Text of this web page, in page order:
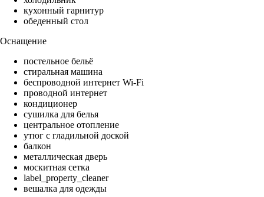
кухонный гарнитур
обеденный стол
Оснащение
постельное бельё
стиральная машина
беспроводной интернет Wi-Fi
проводной интернет
кондиционер
сушилка для белья
центральное отопление
утюг с гладильной доской
балкон
металлическая дверь
москитная сетка
label_property_cleaner
вешалка для одежды